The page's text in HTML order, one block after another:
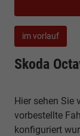
im vorlauf
Skoda
Hier sehen Sie
vorbestellte
konfiguriert